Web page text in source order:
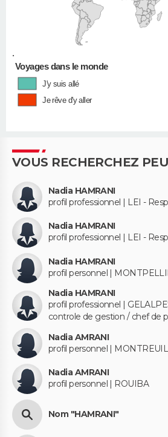
•
Voyages dans le monde
J'y suis allé
Je rêve d'y aller
VOUS RECHERCHEZ
Nadia HAMRANI
profil professionnel | LEI -
Nadia HAMRANI
profil professionnel | LEI -
Nadia HAMRANI
profil personnel |
Nadia HAMRANI
profil professionnel |
controle de gestion / chef de
Nadia AMRANI
profil personnel | MONTREUIL
Nadia AMRANI
profil personnel | ROUIBA
Nom "HAMRANI"